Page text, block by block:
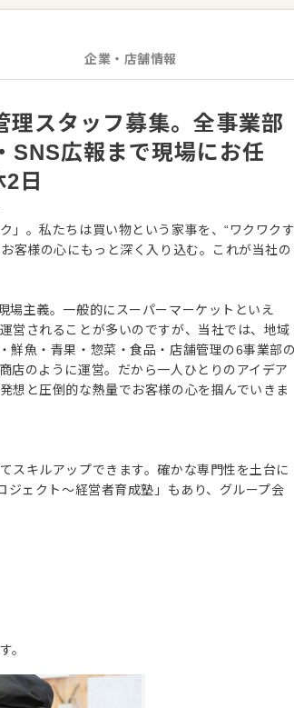
企業・店舗情報
理スタッフ募集。全事業部
SNS広報まで現場にお任
日
」。私たちは買い物という家事を、“ワクワク
客様の心にもっと深く入り込む。これが当社の
場主義。一般的にスーパーマーケットといえ
営されることが多いのですが、当社では、地域
鮮魚・青果・惣菜・食品・店舗管理の6事業部
店のように運営。だから一人ひとりのアイデア
想と圧倒的な熱量でお客様の心を掴んでいきま
スキルアップできます。確かな専門性を土台に
ェクト～経営者育成塾」もあり、グループ会
。